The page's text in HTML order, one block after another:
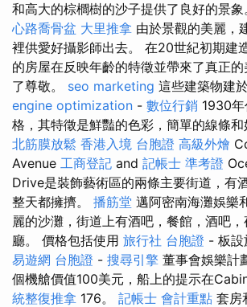
和高大的棕櫚樹的沙子提供了良好的景象
心路喬骨盆 大里推拿 由於景觀的美麗，
裡供愛好攝影師出去。 在20世紀初期建
的房屋在反映年齡的特徵並帶來了真正
了尊敬。 seo marketing 這些建築物建
engine optimization - 數位行銷 1930
格，其特徵是鮮豔的色彩，簡單的線條和
北筋膜放鬆 香港入境 台胞證 高級外燴
Avenue 工商登記 and 記帳士 準考證
Drive是裝飾藝術區的兩條主要街道，有
整天都擁擠。 播筋堂 邁阿密南海灘娛樂
麗的沙灘，街道上有酒吧，餐館，酒吧
廳。 價格包括使用 旅行社 台胞證 - 板設
易遊網 台胞證 - 搜尋引擎 董事會娛樂計
個機艙價值100美元，船上的提示在
統整復推拿 176。 記帳士 會計重點 套房